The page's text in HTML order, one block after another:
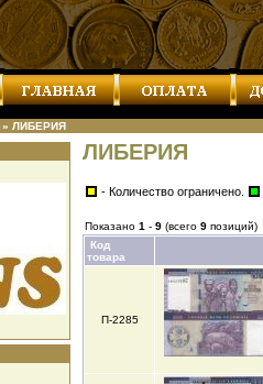
» ЛИБЕРИЯ
ЛИБЕРИЯ
- Количество ограничено.
Показано 1 - 9 (всего 9 позиций)
Код
товара
П-2285